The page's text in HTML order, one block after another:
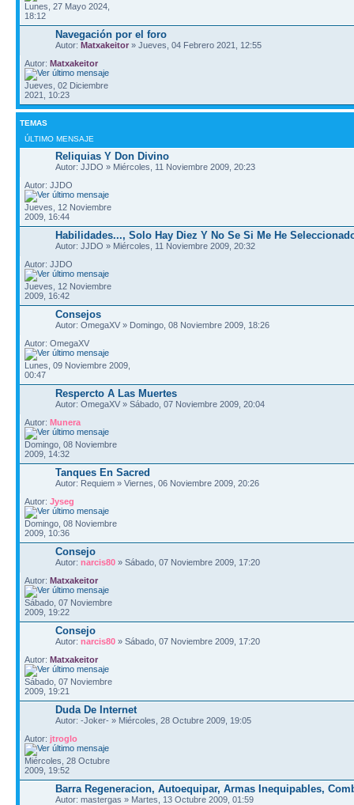
Lunes, 27 Mayo 2024,
18:12
Navegación por el foro
Autor: Matxakeitor » Jueves, 04 Febrero 2021, 12:55
Autor: Matxakeitor
Jueves, 02 Diciembre
2021, 10:23
TEMAS
ÚLTIMO MENSAJE
Reliquias Y Don Divino
Autor: JJDO » Miércoles, 11 Noviembre 2009, 20:23
Autor: JJDO
Jueves, 12 Noviembre
2009, 16:44
Habilidades..., Solo Hay Diez Y No Se Si Me He
Autor: JJDO » Miércoles, 11 Noviembre 2009, 20:32
Autor: JJDO
Jueves, 12 Noviembre
2009, 16:42
Consejos
Autor: OmegaXV » Domingo, 08 Noviembre 2009, 18:26
Autor: OmegaXV
Lunes, 09 Noviembre 2009,
00:47
Respercto A Las Muertes
Autor: OmegaXV » Sábado, 07 Noviembre 2009, 20:04
Autor: Munera
Domingo, 08 Noviembre
2009, 14:32
Tanques En Sacred
Autor: Requiem » Viernes, 06 Noviembre 2009, 20:26
Autor: Jyseg
Domingo, 08 Noviembre
2009, 10:36
Consejo
Autor: narcis80 » Sábado, 07 Noviembre 2009, 17:20
Autor: Matxakeitor
Sábado, 07 Noviembre
2009, 19:22
Consejo
Autor: narcis80 » Sábado, 07 Noviembre 2009, 17:20
Autor: Matxakeitor
Sábado, 07 Noviembre
2009, 19:21
Duda De Internet
Autor: -Joker- » Miércoles, 28 Octubre 2009, 19:05
Autor: jtroglo
Miércoles, 28 Octubre
2009, 19:52
Barra Regeneracion, Autoequipar, Armas Inequipables,
Autor: mastergas » Martes, 13 Octubre 2009, 01:59